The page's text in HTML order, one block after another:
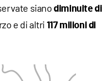
sianodiminuite di
e di altri 117 milioni di